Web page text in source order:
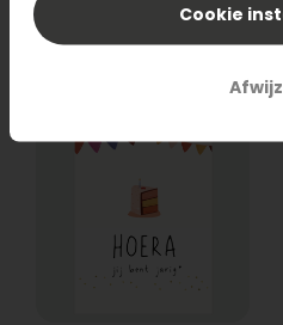
Bestel
Cookie